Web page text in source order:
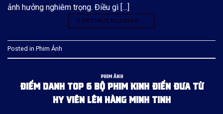
ảnh hưởng nghiêm trọng. Điều gì […]
CONTINUE READING →
Posted in Phim Ảnh
PHIM ẢNH
ĐIỂM DANH TOP 6 BỘ PHIM KINH ĐIỂN ĐƯA TỪ
HY VIÊN LÊN HÀNG MINH TINH